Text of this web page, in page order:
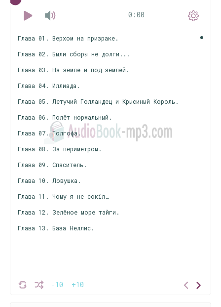
0:00
-10 +10
Глава 01. Верхом на призраке.
Глава 02. Были сборы не долги...
Глава 03. На земле и под землёй.
Глава 04. Иллиада.
Глава 05. Летучий Голландец и Крысиный Король.
Глава 06. Полёт нормальный.
Глава 07. Голгофа.
Глава 08. За периметром.
Глава 09. Спаситель.
Глава 10. Ловушка.
Глава 11. Чому я не сокіл…
Глава 12. Зелёное море тайги.
Глава 13. База Неллис.